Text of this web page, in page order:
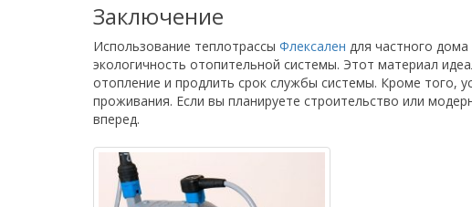
Заключение
Использование теплотрассы Флексален для частного
экологичность отопительной системы. Этот материал
отопление и продлить срок службы системы. Кроме того,
проживания. Если вы планируете строительство или
вперед.